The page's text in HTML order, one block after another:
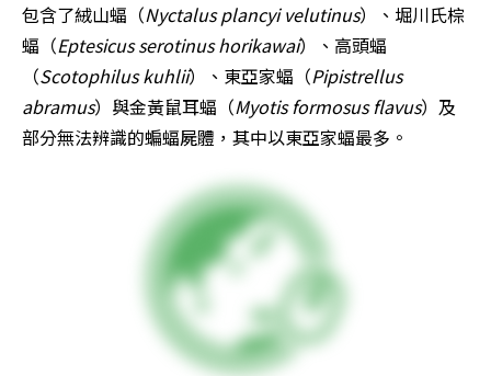
包含了絨山蝠（Nyctalus plancyi velutinus）、堀川氏棕
蝠（Eptesicus serotinus horikawai）、高頭蝠
（Scotophilus kuhlii）、東亞家蝠（Pipistrellus
abramus）與金黃鼠耳蝠（Myotis formosus flavus）及
部分無法辨識的蝙蝠屍體，其中以東亞家蝠最多。